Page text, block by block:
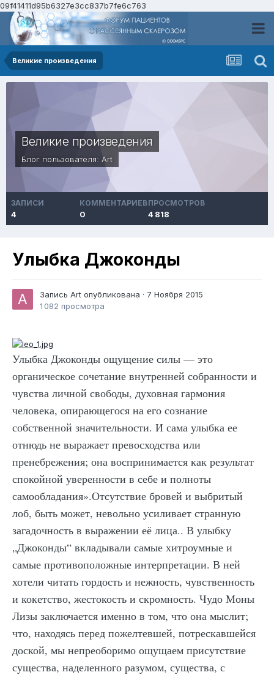
09f41411d95b6327e3cc837b7fe6c763
Великие произведения
Великие произведения
Блог пользователя: Art
ЗАПИСИ
4
КОММЕНТАРИЕВ
0
ПРОСМОТРОВ
4 818
Улыбка Джоконды
Запись Art опубликована · 7 Ноября 2015
1 082 просмотра
Улыбка Джоконды ощущение силы — это
органическое сочетание внутренней собранности и
чувства личной свободы, духовная гармония
человека, опирающегося на его сознание
собственной значительности. И сама улыбка ее
отнюдь не выражает превосходства или
пренебрежения; она воспринимается как результат
спокойной уверенности в себе и полноты
самообладания».Отсутствие бровей и выбритый
лоб, быть может, невольно усиливает странную
загадочность в выражении её лица.. В улыбку
„Джоконды“ вкладывали самые хитроумные и
самые противоположные интерпретации. В ней
хотели читать гордость и нежность, чувственность
и кокетство, жестокость и скромность. Чудо Моны
Лизы заключается именно в том, что она мыслит;
что, находясь перед пожелтевшей, потрескавшейся
доской, мы непреоборимо ощущаем присутствие
существа, наделенного разумом, существа, с